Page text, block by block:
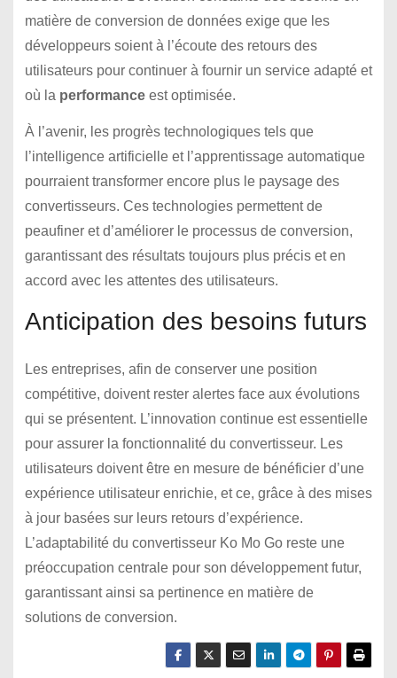
matière de conversion de données exige que les
développeurs soient à l’écoute des retours des
utilisateurs pour continuer à fournir un service adapté et
où la performanceest optimisée.
À l’avenir, les progrès technologiques tels que
l’intelligence artificielle et l’apprentissage automatique
pourraient transformer encore plus le paysage des
convertisseurs. Ces technologies permettent de
peaufiner et d’améliorer le processus de conversion,
garantissant des résultats toujours plus précis et en
accord avec les attentes des utilisateurs.
Anticipation des besoins futurs
Les entreprises, afin de conserver une position
compétitive, doivent rester alertes face aux évolutions
qui se présentent. L’innovation continue est essentielle
pour assurer la fonctionnalité du convertisseur. Les
utilisateurs doivent être en mesure de bénéficier d’une
expérience utilisateur enrichie, et ce, grâce à des mises
à jour basées sur leurs retours d’expérience.
L’adaptabilité du convertisseur Ko Mo Go reste une
préoccupation centrale pour son développement futur,
garantissant ainsi sa pertinence en matière de
solutions de conversion.